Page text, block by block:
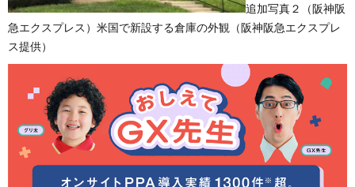
追加写真２（阪神阪
急エクスプレス）米国で新設する倉庫の外観（阪神阪急エクスプレ
ス提供）